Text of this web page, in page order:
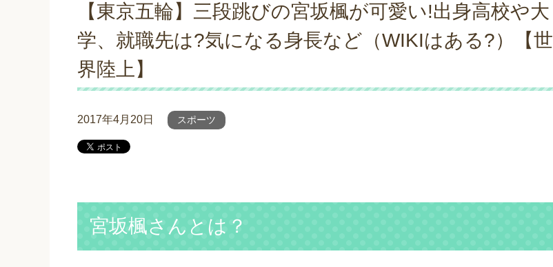
【東京五輪】三段跳びの宮坂楓が可愛い!出身高校や大
学、就職先は?気になる身長など（WIKIはある?）【世
界陸上】
2017年4月20日 スポーツ
宮坂楓さんとは？